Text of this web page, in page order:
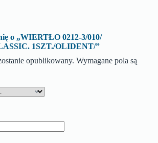
o „WIERTŁO 0212-3/010/
1SZT./OLIDENT/”
opublikowany. Wymagane pola są